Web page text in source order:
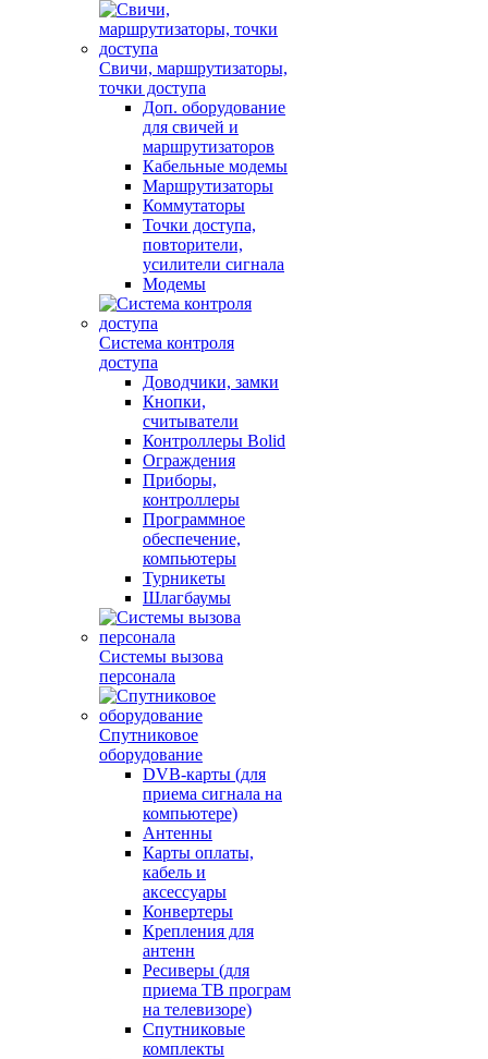
Свичи, маршрутизаторы,
точки доступа
Доп. оборудование
для свичей и
маршрутизаторов
Кабельные модемы
Маршрутизаторы
Коммутаторы
Точки доступа,
повторители,
усилители сигнала
Модемы
Система контроля
доступа
Доводчики, замки
Кнопки,
считыватели
Контроллеры Bolid
Ограждения
Приборы,
контроллеры
Программное
обеспечение,
компьютеры
Турникеты
Шлагбаумы
Системы вызова
персонала
Спутниковое
оборудование
DVB-карты (для
приема сигнала на
компьютере)
Антенны
Карты оплаты,
кабель и
аксессуары
Конвертеры
Крепления для
антенн
Ресиверы (для
приема ТВ програм
на телевизоре)
Спутниковые
комплекты